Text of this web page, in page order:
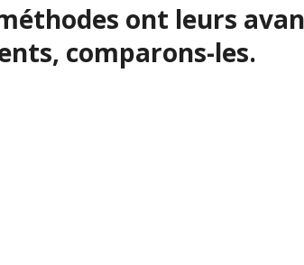
ont leurs
comparons-les.